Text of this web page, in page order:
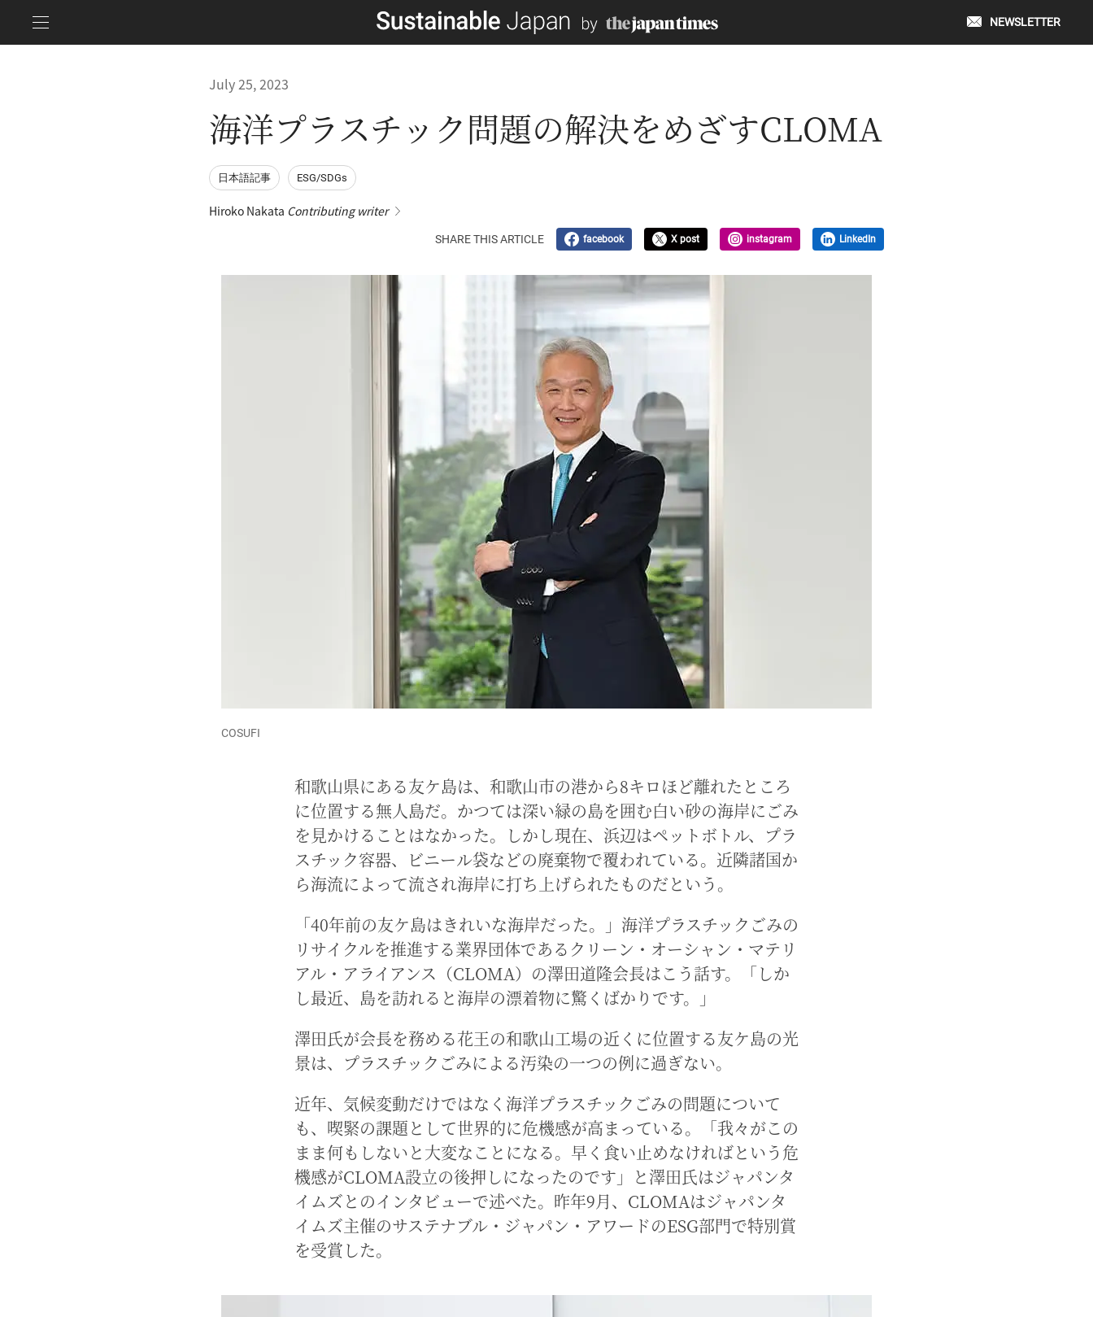
NEWSLETTER
July 25, 2023
海洋プラスチック問題の解決をめざすCLOMA
日本語記事 ESG/SDGs
Hiroko Nakata Contributing writer
SHARE THIS ARTICLE facebook X post instagram LinkedIn
COSUFI
和歌山県にある友ケ島は、和歌山市の港から8キロほど離れたところ
に位置する無人島だ。かつては深い緑の島を囲む白い砂の海岸にごみ
を見かけることはなかった。しかし現在、浜辺はペットボトル、プラ
スチック容器、ビニール袋などの廃棄物で覆われている。近隣諸国か
ら海流によって流され海岸に打ち上げられたものだという。
「40年前の友ケ島はきれいな海岸だった。」海洋プラスチックごみの
リサイクルを推進する業界団体であるクリーン・オーシャン・マテリ
アル・アライアンス（CLOMA）の澤田道隆会長はこう話す。「しか
し最近、島を訪れると海岸の漂着物に驚くばかりです。」
澤田氏が会長を務める花王の和歌山工場の近くに位置する友ケ島の光
景は、プラスチックごみによる汚染の一つの例に過ぎない。
近年、気候変動だけではなく海洋プラスチックごみの問題について
も、喫緊の課題として世界的に危機感が高まっている。「我々がこの
まま何もしないと大変なことになる。早く食い止めなければという危
機感がCLOMA設立の後押しになったのです」と澤田氏はジャパンタ
イムズとのインタビューで述べた。昨年9月、CLOMAはジャパンタ
イムズ主催のサステナブル・ジャパン・アワードのESG部門で特別賞
を受賞した。